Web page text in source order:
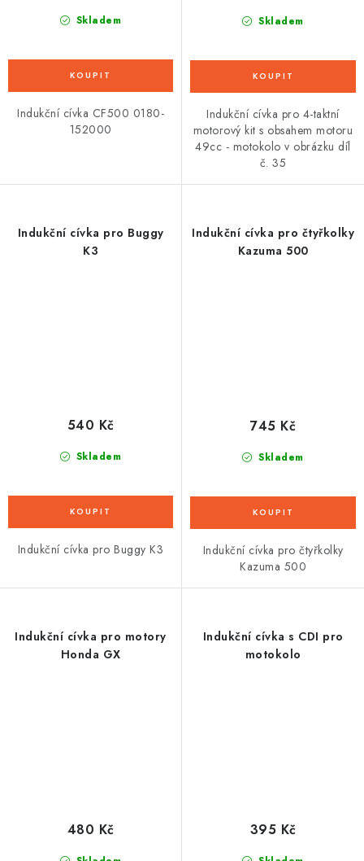
Skladem
Indukční cívka CF500 0180-
152000
Skladem
Indukční cívka pro 4-taktní
motorový kit s obsahem motoru
49cc - motokolo v obrázku díl
č. 35
Indukční cívka pro Buggy
K3
Skladem
540 Kč
Indukční cívka pro Buggy K3
Indukční cívka pro čtyřkolky
Kazuma 500
Skladem
745 Kč
Indukční cívka pro čtyřkolky
Kazuma 500
Indukční cívka pro motory
Honda GX
480 Kč
Indukční cívka s CDI pro
motokolo
395 Kč